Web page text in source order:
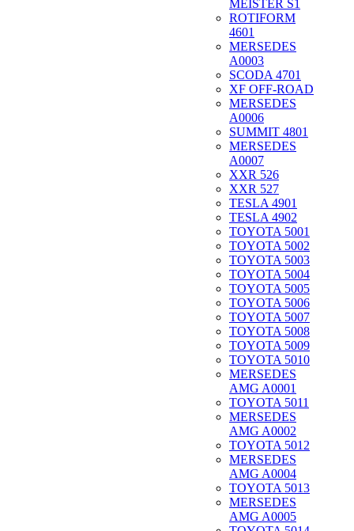
MEISTER S1
ROTIFORM
4601
MERSEDES
A0003
SCODA 4701
XF OFF-ROAD
MERSEDES
A0006
SUMMIT 4801
MERSEDES
A0007
XXR 526
XXR 527
TESLA 4901
TESLA 4902
TOYOTA 5001
TOYOTA 5002
TOYOTA 5003
TOYOTA 5004
TOYOTA 5005
TOYOTA 5006
TOYOTA 5007
TOYOTA 5008
TOYOTA 5009
TOYOTA 5010
MERSEDES
AMG A0001
TOYOTA 5011
MERSEDES
AMG A0002
TOYOTA 5012
MERSEDES
AMG A0004
TOYOTA 5013
MERSEDES
AMG A0005